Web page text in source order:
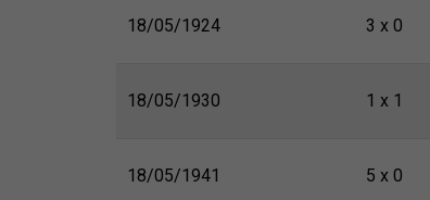
18/05/1924 3 x 0
18/05/1930 1 x 1
18/05/1941 5 x 0